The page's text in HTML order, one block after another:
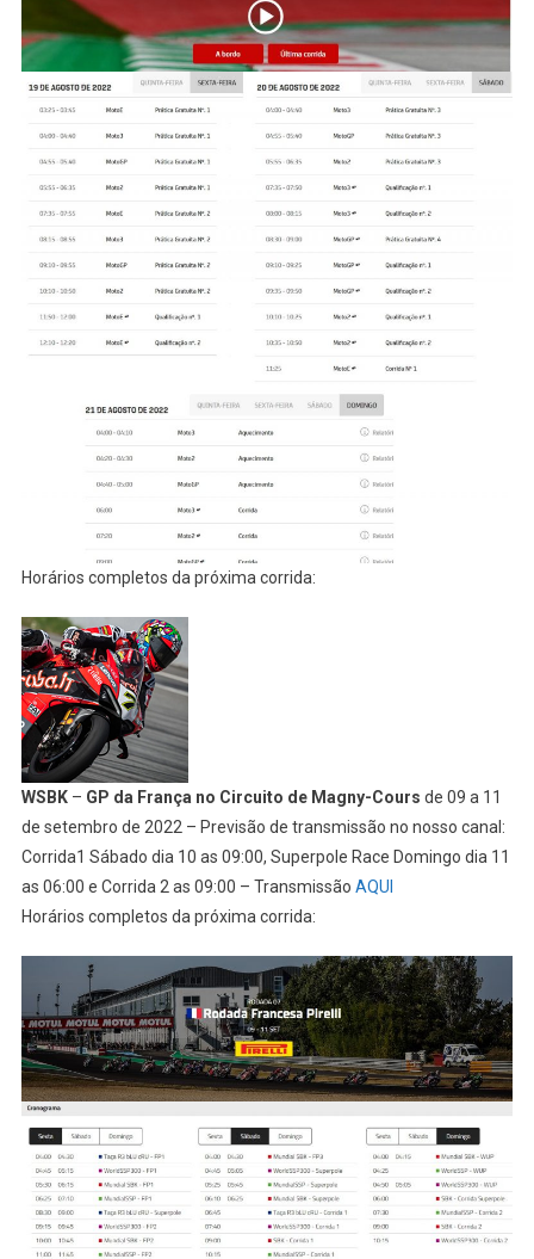
Horários completos da próxima corrida:
WSBK– GP da França no Circuito de Magny-Cours de 09 a 11
de setembro de 2022 – Previsão de transmissão no nosso canal:
Corrida1 Sábado dia 10 as 09:00, Superpole Race Domingo dia 11
as 06:00 e Corrida 2 as 09:00 – Transmissão AQUI
Horários completos da próxima corrida: